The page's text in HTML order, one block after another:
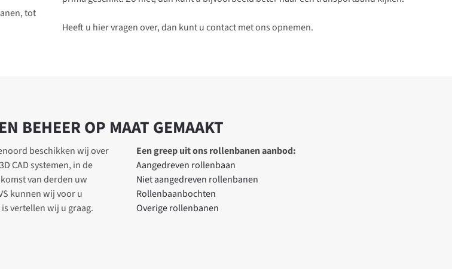
tot
Heeft u hier vragen over, dan kunt u contact met ons opnemen.
BEHEER OP MAAT GEMAAKT
beschikken wij over
CAD systemen, in de
van derden uw
kunnen wij voor u
vertellen wij u graag.
Een greep uit ons rollenbanen aanbod:
Aangedreven rollenbaan
Niet aangedreven rollenbanen
Rollenbaanbochten
Overige rollenbanen